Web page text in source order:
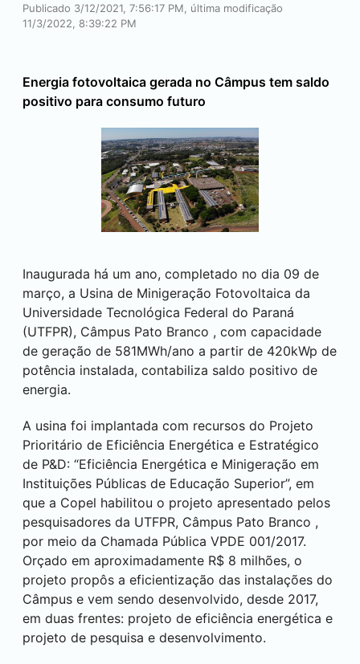
Publicado 3/12/2021, 7:56:17 PM, última modificação
11/3/2022, 8:39:22 PM
Energia fotovoltaica gerada no Câmpus tem saldo
positivo para consumo futuro
Inaugurada há um ano, completado no dia 09 de
março, a Usina de Minigeração Fotovoltaica da
Universidade Tecnológica Federal do Paraná
(UTFPR), Câmpus Pato Branco , com capacidade
de geração de 581MWh/ano a partir de 420kWp de
potência instalada, contabiliza saldo positivo de
energia.
A usina foi implantada com recursos do Projeto
Prioritário de Eficiência Energética e Estratégico
de P&D: “Eficiência Energética e Minigeração em
Instituições Públicas de Educação Superior”, em
que a Copel habilitou o projeto apresentado pelos
pesquisadores da UTFPR, Câmpus Pato Branco ,
por meio da Chamada Pública VPDE 001/2017.
Orçado em aproximadamente R$ 8 milhões, o
projeto propôs a eficientização das instalações do
Câmpus e vem sendo desenvolvido, desde 2017,
em duas frentes: projeto de eficiência energética e
projeto de pesquisa e desenvolvimento.